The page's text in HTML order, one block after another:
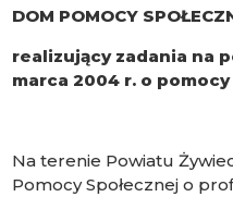
DOM POMOCY
realizujący zadania na
marca 2004 r. o
Na terenie Powiatu
Pomocy Społecznej o